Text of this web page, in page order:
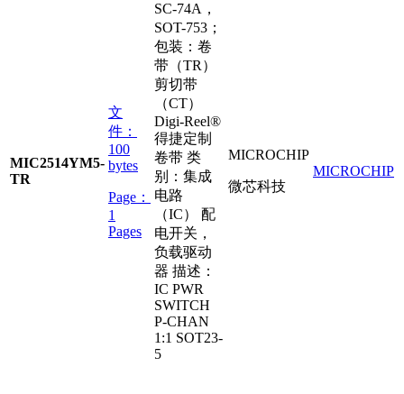
MIC2514YM5-
TR
文
件：
100
bytes
Page：
1
Pages
SC-74A，
SOT-753；
包装：卷
带（TR）
剪切带
（CT）
Digi-Reel®
得捷定制
卷带 类
别：集成
电路
（IC） 配
电开关，
负载驱动
器 描述：
IC PWR
SWITCH
P-CHAN
1:1 SOT23-
5
MICROCHIP
微芯科技
MICROCHIP